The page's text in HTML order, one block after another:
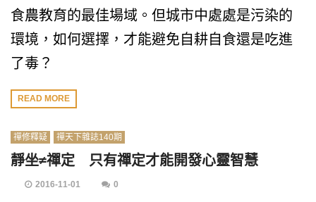
食農教育的最佳場域。但城市中處處是污染的
環境，如何選擇，才能避免自耕自食還是吃進
了毒？
READ MORE
禪修釋疑 禪天下雜誌140期
靜坐≠禪定 只有禪定才能開發心靈智慧
2016-11-01 0